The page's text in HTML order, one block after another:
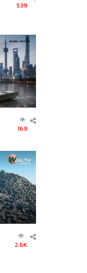
539
169
2.6K